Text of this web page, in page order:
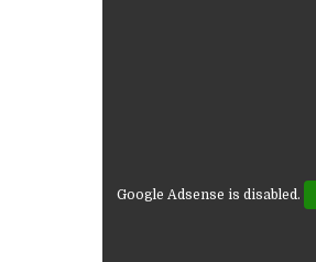
Google Adsense is disabled.